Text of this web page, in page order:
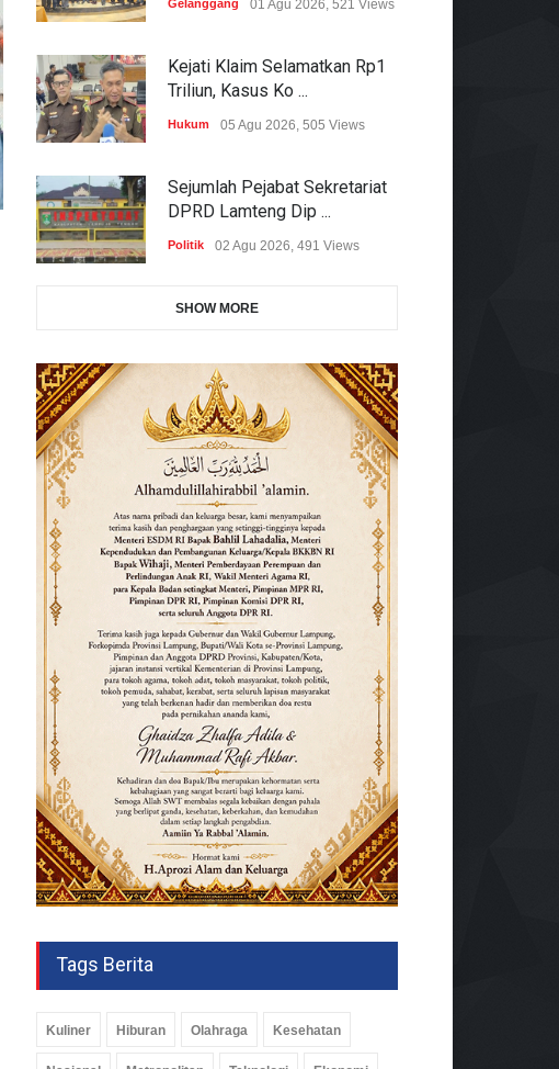
Gelanggang 01 Agu 2026, 521 Views
Kejati Klaim Selamatkan Rp1
Triliun, Kasus Ko ...
Hukum 05 Agu 2026, 505 Views
Sejumlah Pejabat Sekretariat
DPRD Lamteng Dip ...
Politik 02 Agu 2026, 491 Views
SHOW MORE
Tags Berita
Kuliner Hiburan Olahraga Kesehatan